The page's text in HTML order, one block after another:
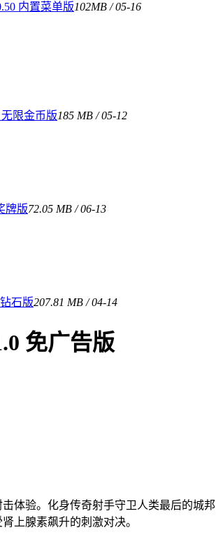
内置菜单版102MB / 05-16
限金币版185 MB / 05-12
牌版72.05 MB / 06-13
石版207.81 MB / 04-14
免广告版
体验。化身传奇射手守卫人类最后的城
上腺素飙升的刺激对决。